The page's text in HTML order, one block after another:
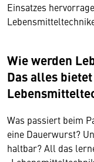
Einsatzes
Wie werden
Das alles
Was passiert beim
eine Dauerwurst?
haltbar? All das